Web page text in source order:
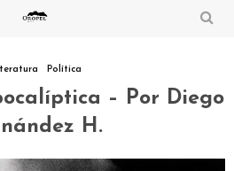
Política
– Por Diego
H.